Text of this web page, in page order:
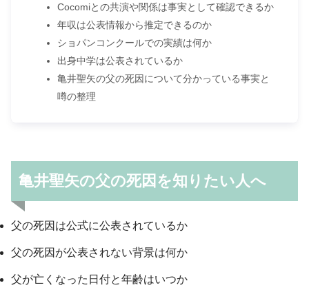
Cocomiとの共演や関係は事実として確認できるか
年収は公表情報から推定できるのか
ショパンコンクールでの実績は何か
出身中学は公表されているか
亀井聖矢の父の死因について分かっている事実と
噂の整理
亀井聖矢の父の死因を知りたい人へ
父の死因は公式に公表されているか
父の死因が公表されない背景は何か
父が亡くなった日付と年齢はいつか